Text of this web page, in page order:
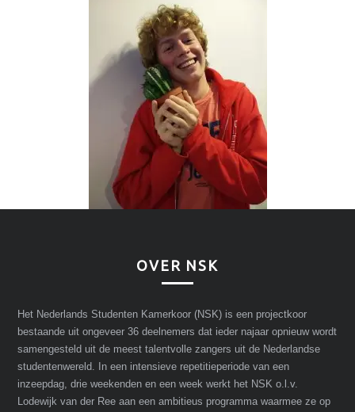
OVER NSK
Het Nederlands Studenten Kamerkoor (NSK) is een projectkoor
bestaande uit ongeveer 36 deelnemers dat ieder najaar opnieuw wordt
samengesteld uit de meest talentvolle zangers uit de Nederlandse
studentenwereld. In een intensieve repetitieperiode van een
inzeepdag, drie weekenden en een week werkt het NSK o.l.v.
Lodewijk van der Ree aan een ambitieus programma waarmee ze op